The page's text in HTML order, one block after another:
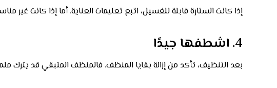
إذا كانت الستارة قابلة للغسيل، اتبع تعليمات العناية. أما إذا كانت
4. اشطفها جيدًا
بعد التنظيف، تأكد من إزالة بقايا المنظف. فالمنظف المتبقي قد يترك